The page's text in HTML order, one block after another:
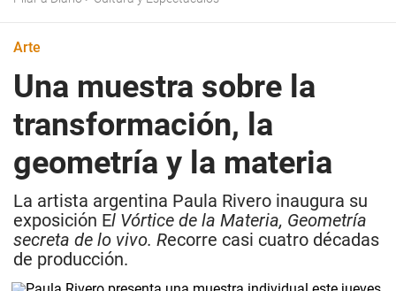
Arte
Una muestra sobre la
transformación, la
geometría y la materia
La artista argentina Paula Rivero inaugura su
exposición El Vórtice de la Materia, Geometría
secreta de lo vivo. Recorre casi cuatro décadas
de producción.